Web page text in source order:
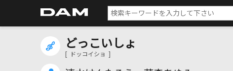
どっこいしょ
[ ドッコイショ ]